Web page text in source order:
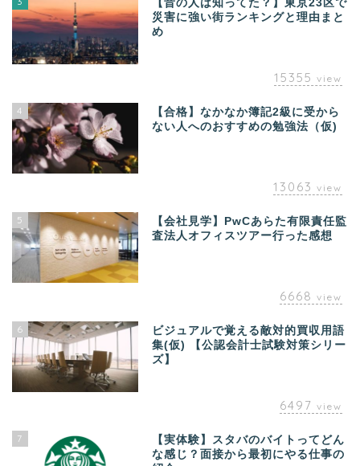
【昔の人は知ってた？】東京23区で
災害に強い街ランキングと理由まと
め
15355 view
4
【合格】なかなか簿記2級に受から
ない人へのおすすめの勉強法（仮)
13063 view
5
【会社見学】PwCあらた有限責任監
査法人オフィスツアー行った感想
6668 view
6
ビジュアルで覚える敵対的買収用語
集(仮) 【公認会計士試験対策シリー
ズ】
6497 view
7
【実体験】スタバのバイトってどん
な感じ？面接から最初にやる仕事の